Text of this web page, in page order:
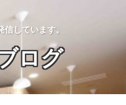
しています。
ログ